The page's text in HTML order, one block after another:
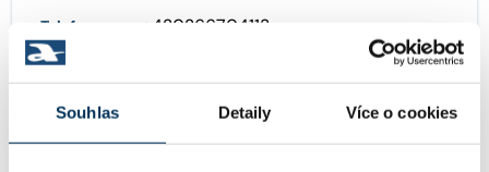
Souhlas Detaily Více o cookies
Telefon: +420266704113
Mobil: +420606729679